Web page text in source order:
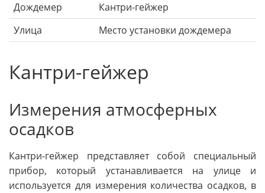
Дождемер
Кантри-гейжер
Улица
Место установки дождемера
Кантри-гейжер
Измерения атмосферных
осадков
Кантри-гейжер представляет собой специальный
прибор, который устанавливается на улице и
используется для измерения количества осадков, в